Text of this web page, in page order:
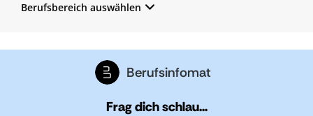
Berufsbereich auswählen
Berufsinfomat
Frag dich schlau...